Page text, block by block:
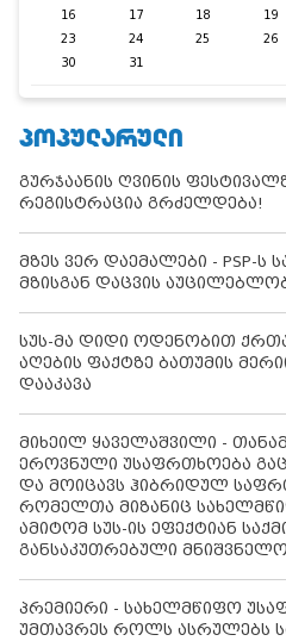
16
17 18 19
23
24 25 26
30
31
ᲞᲝᲞᲣᲚᲐᲠᲣᲚᲘ
გურჯაანის ღვინის
რეგისტრაცია გრძელდება!
მზეს ვერ დაემალები - PSP-ს
მზისგან დაცვის
სუს-მა დიდი ოდენობით
აღების ფაქტზე ბათუმის
დააკავა
მიხეილ ყაველაშვილი -
ეროვნული უსაფრთხოება
და მოიცავს ჰიბრიდულ
რომელთა მიზანიც
ამიტომ სუს-ის ეფექტიან
განსაკუთრებული
პრემიერი - სახელმწიფო
უმთავრეს როლს ასრულებს